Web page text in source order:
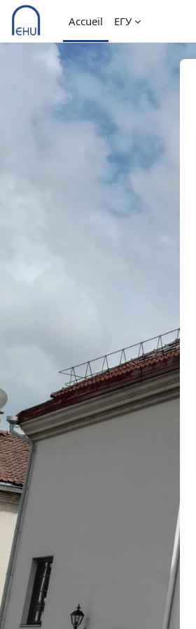
Passer au contenu principal
Accueil
ЕГУ